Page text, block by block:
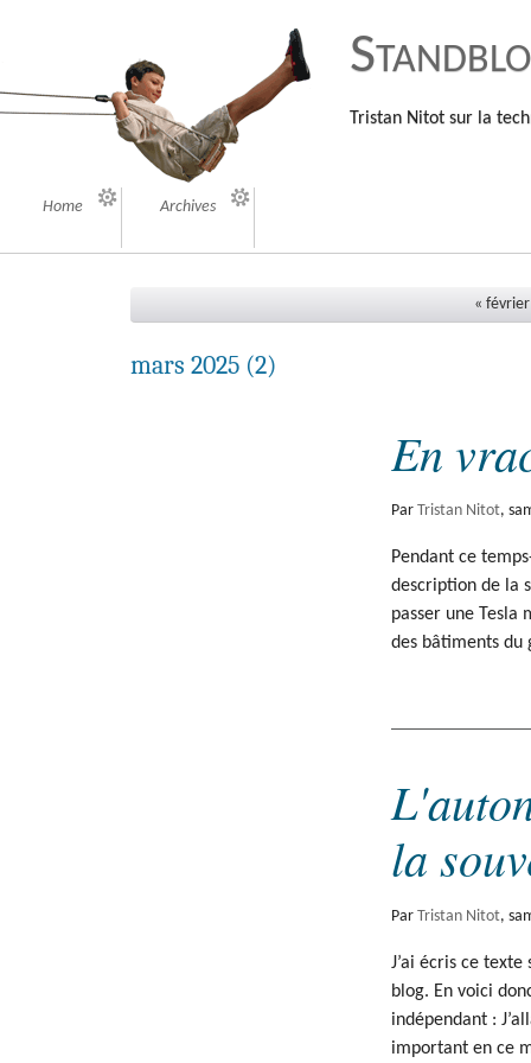
Tristan Nitot sur la
Home Archives
«
mars 2025 (2)
En
ParTristan Nitot,
Pendant ce
description de la
passer une Tesla
des bâtiments
la
ParTristan Nitot,
J’ai écris ce
blog. En voici
indépendant :
important en ce